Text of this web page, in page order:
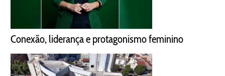
Conexão, liderança e protagonismo feminino